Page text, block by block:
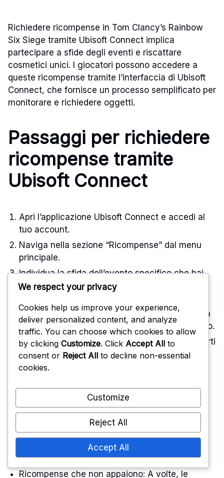
Richiedere ricompense in Tom Clancy’s Rainbow
Six Siege tramite Ubisoft Connect implica
partecipare a sfide degli eventi e riscattare
cosmetici unici. I giocatori possono accedere a
queste ricompense tramite l’interfaccia di Ubisoft
Connect, che fornisce un processo semplificato per
monitorare e richiedere oggetti.
Passaggi per richiedere
ricompense tramite
Ubisoft Connect
Apri l’applicazione Ubisoft Connect e accedi al
tuo account.
Naviga nella sezione “Ricompense” dal menu
principale.
Individua la sfida dell’evento specifico che hai
completato e cliccaci sopra per visualizzare le
Seleziona la ricompensa desiderata e conferma
la tua richiesta per aggiungerla al tuo inventario.
Controlla il tuo inventario in-game per assicurarti
che il cosmetico o l’oggetto sia stato aggiunto
con successo.
Problemi comuni nella
richiesta di ricompense
Ricompense che non appaiono: A volte, le
We respect your privacy
Cookies help us improve your experience,
deliver personalized content, and analyze
traffic. You can choose which cookies to allow
by clicking Customize. Click Accept All to
consent or Reject All to decline non-essential
cookies.
Customize
Reject All
Accept All